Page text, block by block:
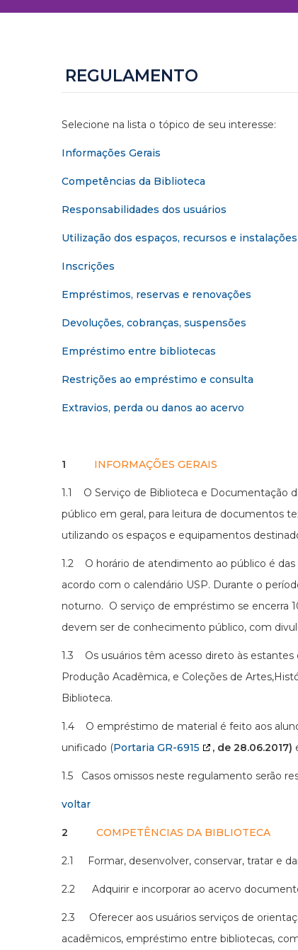
REGULAMENTO
Selecione na lista o tópico de seu interesse:
Informações Gerais
Competências da Biblioteca
Responsabilidades dos usuários
Utilização dos espaços, recursos e instalações
Inscrições
Empréstimos, reservas e renovações
Devoluções, cobranças, suspensões
Empréstimo entre bibliotecas
Restrições ao empréstimo e consulta
Extravios, perda ou danos ao acervo
1 INFORMAÇÕES GERAIS
1.1 O Serviço de Biblioteca e Documentação
público em geral, para leitura de documentos
utilizando os espaços e equipamentos
1.2 O horário de atendimento ao público é das
acordo com o calendário USP. Durante o
noturno. O serviço de empréstimo se encerra
devem ser de conhecimento público, com
1.3 Os usuários têm acesso direto às estantes
Produção Acadêmica, e Coleções de
Biblioteca.
1.4 O empréstimo de material é feito aos
unificado (Portaria GR-6915 , de 28.06.2017)
1.5 Casos omissos neste regulamento serão
voltar
2 COMPETÊNCIAS DA BIBLIOTECA
2.1 Formar, desenvolver, conservar, tratar e
2.2 Adquirir e incorporar ao acervo
2.3 Oferecer aos usuários serviços de
acadêmicos, empréstimo entre bibliotecas,